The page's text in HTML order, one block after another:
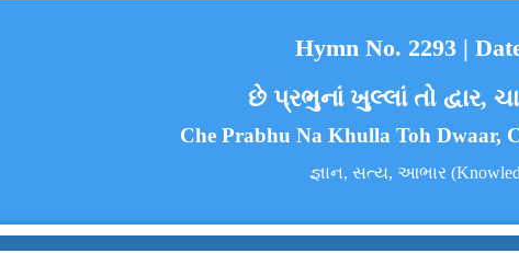
Hymn No. 2293 |
છે પ્રભુનાં ખુલ્લાં તો દ્વાર,
Che Prabhu Na Khulla Toh Dwaar,
જ્ઞાન, સત્ય, આભાર